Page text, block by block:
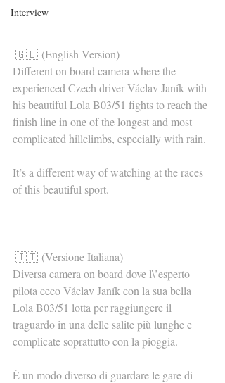
Interview
🇬🇧 (English Version)
Different on board camera where the
experienced Czech driver Václav Janík with
his beautiful Lola B03/51 fights to reach the
finish line in one of the longest and most
complicated hillclimbs, especially with rain.
It’s a different way of watching at the races
of this beautiful sport.
🇮🇹 (Versione Italiana)
Diversa camera on board dove l\’esperto
pilota ceco Václav Janík con la sua bella
Lola B03/51 lotta per raggiungere il
traguardo in una delle salite più lunghe e
complicate soprattutto con la pioggia.
È un modo diverso di guardare le gare di